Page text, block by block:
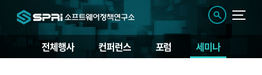
전체행사 컨퍼런스 포럼 세미나